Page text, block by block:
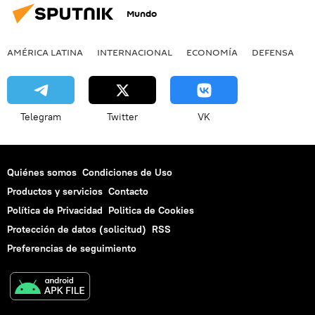
Mundo
AMÉRICA LATINA INTERNACIONAL ECONOMÍA DEFENSA
Telegram Twitter VK
Quiénes somos Condiciones de Uso
Productos y servicios Contacto
Política de Privacidad Politica de Cookies
Protección de datos (solicitud) RSS
Preferencias de seguimiento